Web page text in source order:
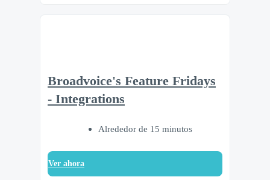
Broadvoice's Feature Fridays
- Integrations
Alrededor de 15 minutos
Ver ahora